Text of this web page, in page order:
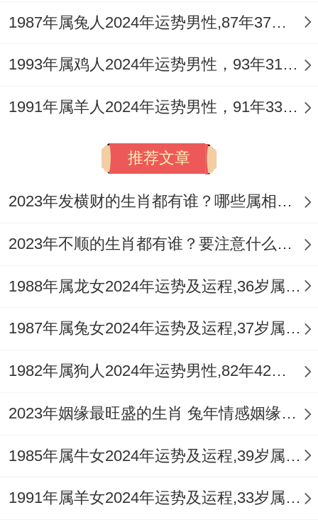
每周3次基础指标记录,每2月进行专业体
行2分钟伸展运动！
情感维系方法 建立"情感账户"概念:日常小事
积累加分~重大矛盾还有时止损。
约会安排可参考以下创意清单：；季节推荐
★★★★★
秋季手作工坊★★★☆~冬季温泉读书会
注星象变化;更要结合个人实际情况灵活调
1987年属兔人2024年运势男性,87年37岁属兔男2024年每月运程怎么样
1993年属鸡人2024年运势男性，93年31岁属鸡男2024年每月运程怎么样
1991年属羊人2024年运势男性，91年33岁属羊男2024年每月运程怎么样
推荐文章
2023年发横财的生肖都有谁？哪些属相财运旺盛？
2023年不顺的生肖都有谁？要注意什么呢？
1988年属龙女2024年运势及运程,36岁属龙人2024全年每月运势女性如何
1987年属兔女2024年运势及运程,37岁属兔人2024全年每月运势女性如何
1982年属狗人2024年运势男性,82年42岁属狗男2024年每月运程怎么样
2023年姻缘最旺盛的生肖 兔年情感姻缘运比较旺的属相
1985年属牛女2024年运势及运程,39岁属牛人2024全年每月运势女性如何
1991年属羊女2024年运势及运程,33岁属羊人2024全年每月运势女性如何